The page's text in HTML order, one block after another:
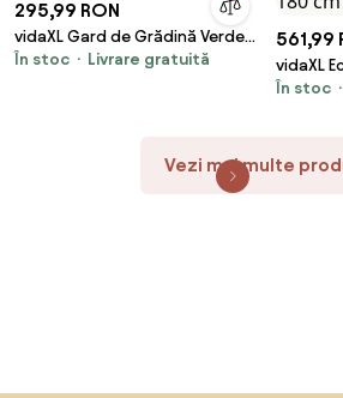
295,99 RON
vidaXL Gard de Grădină Verde
150 x 500 cm PVC
În stoc Livrare gratuită
561,99
vidaXL
100 x
În stoc
Vezi mai multe